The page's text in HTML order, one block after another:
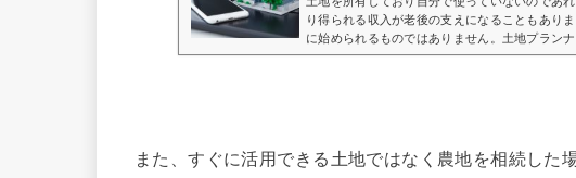
り得られる収入が老後の支えになることもあり
に始められるものではありません。土地プランナ
また、すぐに活用できる土地ではなく農地を相続した